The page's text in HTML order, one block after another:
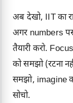
अब देखो, IIT का
अगर numbers
तैयारी करो.
को समझो (रटना
समझो, imagine
सोचो.